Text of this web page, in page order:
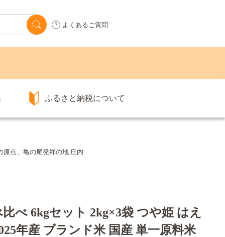
よくあるご質問
ふるさと納税について
原点、亀の尾発祥の地 庄内
べ 6kgセット 2kg×3袋 つや姫 はえ
年産 ブランド米 国産 単一原料米